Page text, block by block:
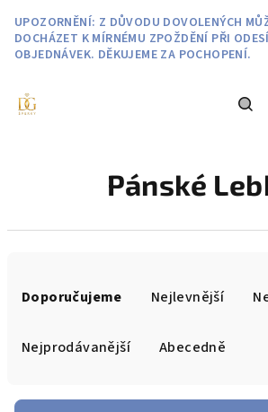
obsah
UPOZORNĚNÍ: Z DŮVODU DOVOLENÝCH
DOCHÁZET K MÍRNÉMU ZPOŽDĚNÍ PŘI
OBJEDNÁVEK. DĚKUJEME ZA POCHOPENÍ.
Pánské
Doporučujeme Nejlevnější
Nejprodávanější Abecedně